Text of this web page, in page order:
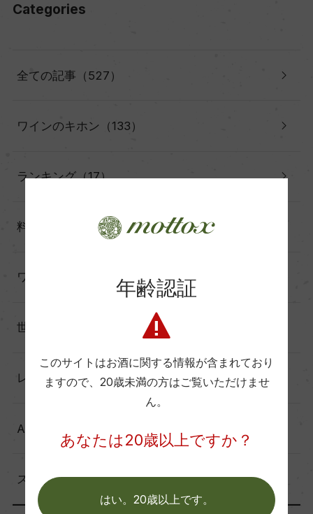
Categories
全ての記事（527）
ワインのキホン（133）
ランキング（17）
料理に合わせる（60）
ワインと暮らす（60）
世界の造り手から（25）
レポート（137）
Another Story（39）
スタッフのつぶやき（56）
年齢認証
このサイトはお酒に関する情報が含まれており
ますので、 20歳未満の方はご覧いただけませ
ん。
あなたは20歳以上ですか？
はい。20歳以上です。